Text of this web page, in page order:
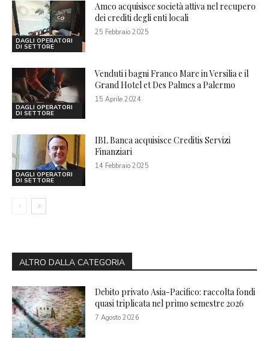
DAGLI OPERATORI
DI SETTORE
Amco acquisisce società attiva nel recupero
dei crediti degli enti locali
25 Febbraio 2025
DAGLI OPERATORI
DI SETTORE
Venduti i bagni Franco Mare in Versilia e il
Grand Hotel et Des Palmes a Palermo
15 Aprile 2024
DAGLI OPERATORI
DI SETTORE
IBL Banca acquisisce Creditis Servizi
Finanziari
14 Febbraio 2025
ALTRO DALLA CATEGORIA
Debito privato Asia-Pacifico: raccolta fondi
quasi triplicata nel primo semestre 2026
7 Agosto 2026